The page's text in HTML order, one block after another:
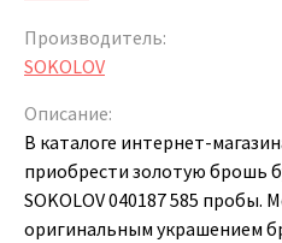
Производитель:
SOKOLOV
Описание:
В каталоге интернет-
приобрести золотую брошь
SOKOLOV 040187 585 пробы.
оригинальным украшением